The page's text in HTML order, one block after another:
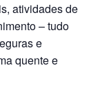
atividades de
– tudo
e
quente e